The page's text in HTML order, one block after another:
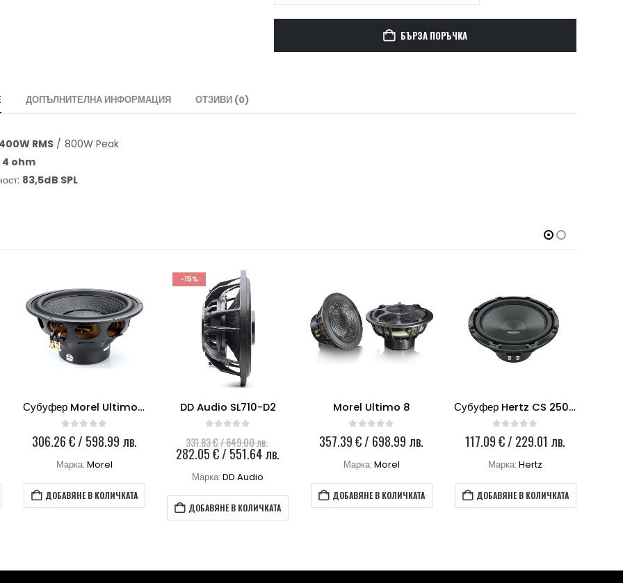
БЪРЗА ПОРЪЧКА
ДОПЪЛНИТЕЛНА ИНФОРМАЦИЯ ОТЗИВИ (0)
400W RMS / 800W Peak
4 ohm
83,5dB SPL
Субуфер Morel Ultimo SC 122-2
0 out of 5
306.26€/ 598.99 лв.
Марка: Morel
ДОБАВЯНЕ В КОЛИЧКАТА
-15%
DD Audio SL710-D2
331.83€/ 649.00 лв.
price
was:
649.00 лв..
282.05€/ 551.64 лв. Текущата
282.05 €
/
551.64 лв..
Марка:DD Audio
ДОБАВЯНЕ В КОЛИЧКАТА
Morel Ultimo 8
0 out of 5
357.39€/ 698.99 лв.
Марка: Morel
ДОБАВЯНЕ В КОЛИЧКАТА
Субуфер Hertz CS 250S4
0 out of 5
117.09€/ 229.01 лв.
Марка:Hertz
ДОБАВЯНЕ В КОЛИЧКАТА